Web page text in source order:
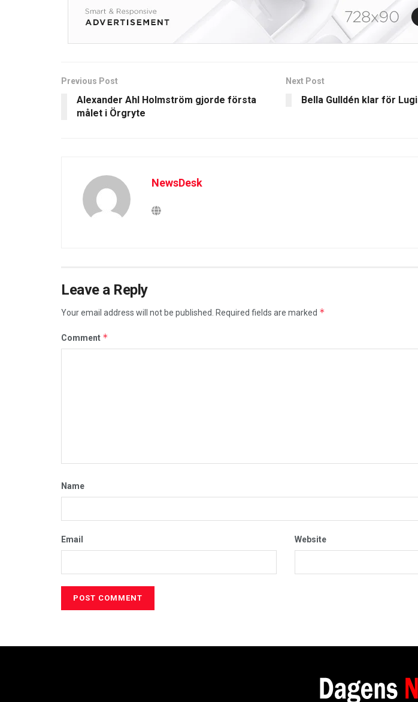
Previous Post
Alexander Ahl Holmström gjorde första
målet i Örgryte
Next Post
Bella Gulldén klar för Lugi
NewsDesk
Leave a Reply
Your email address will not be published. Required fields are marked *
Comment *
Name
Email Website